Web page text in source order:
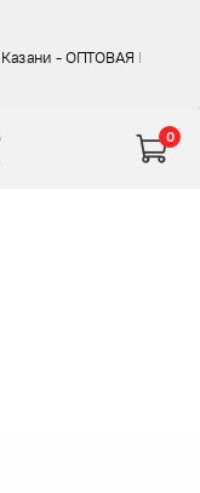
Казани - ОПТОВАЯ ЦЕНА
0